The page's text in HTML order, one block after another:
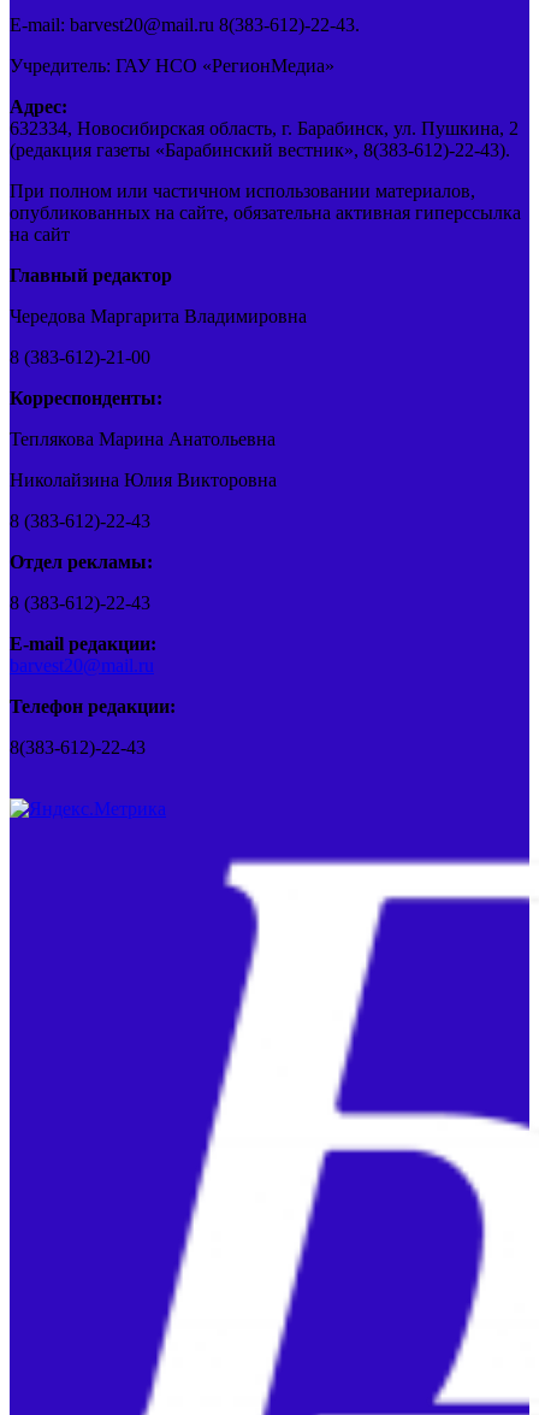
E-mail: barvest20@mail.ru 8(383-612)-22-43.
Учредитель: ГАУ НСО «РегионМедиа»
Адрес:
632334, Новосибирская область, г. Барабинск, ул. Пушкина, 2
(редакция газеты «Барабинский вестник», 8(383-612)-22-43).
При полном или частичном использовании материалов,
опубликованных на сайте, обязательна активная гиперссылка
на сайт
Главный редактор
Чередова Маргарита Владимировна
8 (383-612)-21-00
Корреспонденты:
Теплякова Марина Анатольевна
Николайзина Юлия Викторовна
8 (383-612)-22-43
Отдел рекламы:
8 (383-612)-22-43
E-mail редакции:
barvest20@mail.ru
Телефон редакции:
8(383-612)-22-43